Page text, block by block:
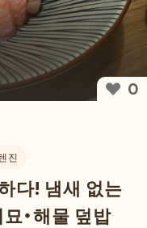
0
진
다! 냄새 없는
・해물 덮밥